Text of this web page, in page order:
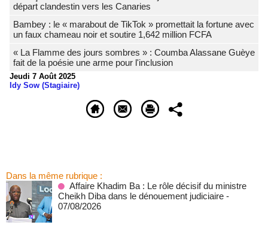
départ clandestin vers les Canaries
Bambey : le « marabout de TikTok » promettait la fortune avec
un faux chameau noir et soutire 1,642 million FCFA
« La Flamme des jours sombres » : Coumba Alassane Guèye
fait de la poésie une arme pour l'inclusion
Jeudi 7 Août 2025
Idy Sow (Stagiaire)
Dans la même rubrique :
Affaire Khadim Ba : Le rôle décisif du ministre
Cheikh Diba dans le dénouement judiciaire -
07/08/2026